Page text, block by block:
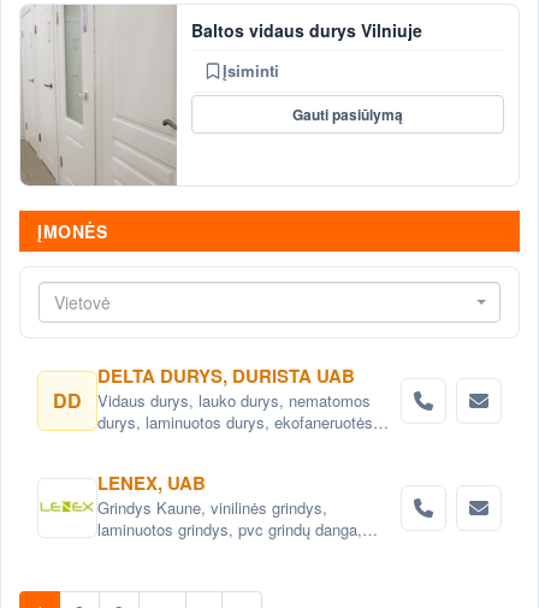
Baltos vidaus durys Vilniuje
Įsiminti
Gauti pasiūlymą
ĮMONĖS
Vietovė
DD
DELTA DURYS, DURISTA UAB
Vidaus durys, lauko durys, nematomos
durys, laminuotos durys, ekofaneruotės
LENEX, UAB
Grindys Kaune, vinilinės grindys,
laminuotos grindys, pvc grindų danga,
ekofaneruotės, medinės.